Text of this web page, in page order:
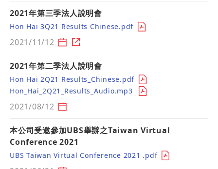
2021年第三季法人說明會
Hon Hai 3Q21 Results Chinese.pdf
2021/11/12
2021年第二季法人說明會
Hon Hai 2Q21 Results_Chinese.pdf
Hon_Hai_2Q21_Results_Audio.mp3
2021/08/12
本公司受邀參加UBS舉辦之Taiwan Virtual
Conference 2021
UBS Taiwan Virtual Conference 2021 .pdf